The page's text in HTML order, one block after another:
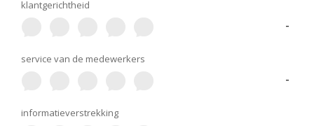
klantgerichtheid
-
service van de medewerkers
-
informatieverstrekking